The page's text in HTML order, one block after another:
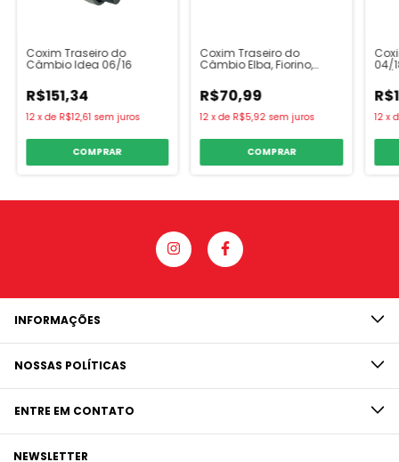
Coxim Traseiro do
Câmbio Idea 06/16
R$151,34
12 xde R$12,61 sem juros
COMPRAR
Coxim Traseiro do
Câmbio Elba, Fiorino,
R$70,99
12 xde R$5,92 sem juros
COMPRAR
04/
12 x
INFORMAÇÕES
NOSSAS POLÍTICAS
ENTRE EM CONTATO
NEWSLETTER